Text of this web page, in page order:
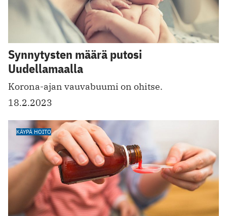
Synnytysten määrä putosi
Uudellamaalla
Korona-ajan vauvabuumi on ohitse.
18.2.2023
KÄYPÄ HOITO